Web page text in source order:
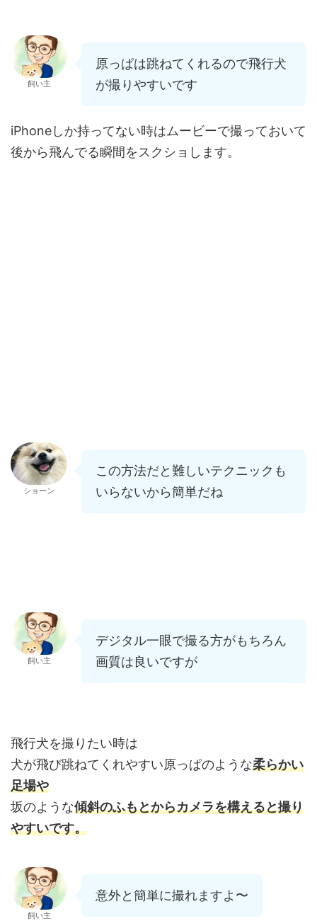
飼い主
原っぱは跳ねてくれるので飛行犬
が撮りやすいです
iPhoneしか持ってない時はムービーで撮っておいて
後から飛んでる瞬間をスクショします。
ショーン
この方法だと難しいテクニックも
いらないから簡単だね
飼い主
デジタル一眼で撮る方がもちろん
画質は良いですが
飛行犬を撮りたい時は
犬が飛び跳ねてくれやすい原っぱのような柔らかい
足場や
坂のような傾斜のふもとからカメラを構えると撮り
やすいです。
飼い主
意外と簡単に撮れますよ〜